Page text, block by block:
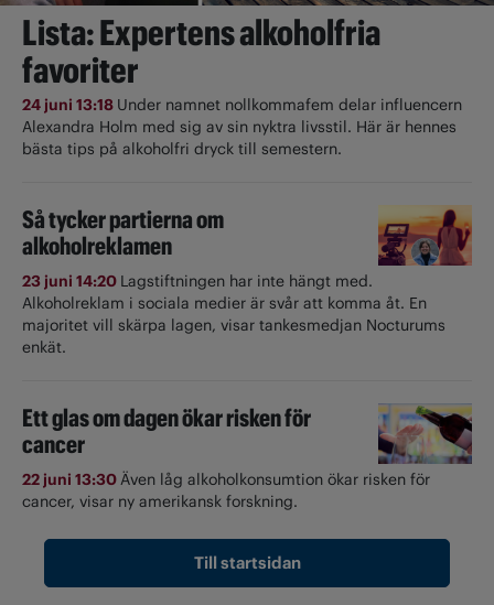
Lista: Expertens alkoholfria
favoriter
24 juni 13:18 Under namnet nollkommafem delar influencern
Alexandra Holm med sig av sin nyktra livsstil. Här är hennes
bästa tips på alkoholfri dryck till semestern.
Så tycker partierna om
alkoholreklamen
23 juni 14:20 Lagstiftningen har inte hängt med.
Alkoholreklam i sociala medier är svår att komma åt. En
majoritet vill skärpa lagen, visar tankesmedjan Nocturums
enkät.
Ett glas om dagen ökar risken för
cancer
22 juni 13:30Även låg alkoholkonsumtion ökar risken för
cancer, visar ny amerikansk forskning.
Till startsidan